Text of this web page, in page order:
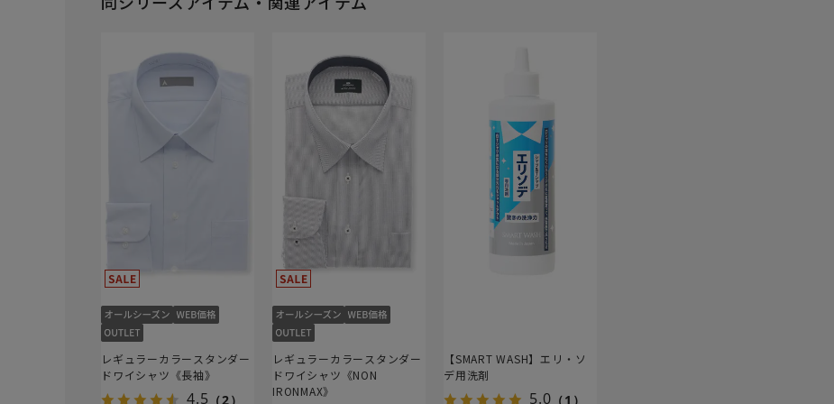
レギュラーカラースタンダー
ドワイシャツ《長袖》
4.5 （2）
レギュラーカラースタンダー
ドワイシャツ《NON
IRONMAX》
【SMART WASH】エリ・ソ
デ用洗剤
5.0 （1）